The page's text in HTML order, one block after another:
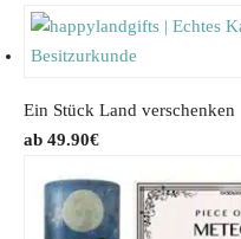
Ein Stück Land verschenken
49.90€